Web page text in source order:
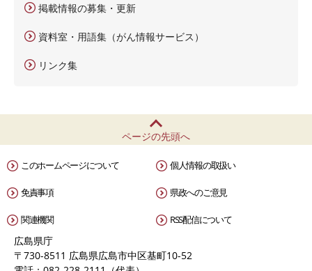
掲載情報の募集・更新
資料室・用語集（がん情報サービス）
リンク集
ページの先頭へ
このホームページについて 個人情報の取扱い
免責事項 県政へのご意見
関連機関 RSS配信について
広島県庁
〒730-8511 広島県広島市中区基町10-52